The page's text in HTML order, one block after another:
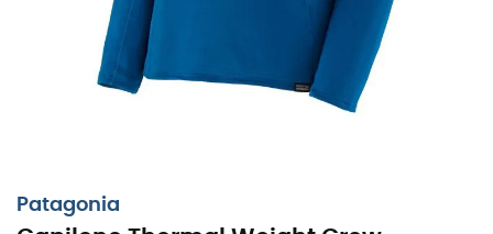
Patagonia
Patagonia
, licht en extreem warm, je effectief
beschermen. De flexibele en rekbare
Polartec® Power
stof van dit bovenkledingstuk voor vrouwen
ideaal om je lichaamsvorm te volgen zonder je te
hinderen tijdens inspanningen. De geborstelde fleece
behandeling ondergaan voor een betere
geurbeheersing, zelfs wanneer de inspanning intens